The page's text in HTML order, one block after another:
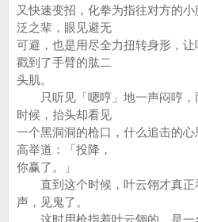
又快速变招，化拳为指往对方的
泛之辈，眼见避无
可避，也是用尽全力扭转身形，让
戳到了手臂的肱二
头肌。
只听见「嗯哼」地一声闷哼，
时候，抬头却看见
一个黑洞洞的枪口，什么追击的
高举道：「投降，
你赢了。」
直到这个时候，叶云翎才真正
声，见鬼了。
这时用枪指着叶云翎的，是一